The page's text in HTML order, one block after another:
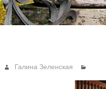
Галина Зеленская